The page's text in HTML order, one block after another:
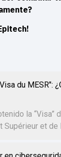
du MESR":
la “Visa”
Supérieur et de